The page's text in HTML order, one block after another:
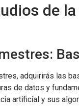
de
adquirirás las
de datos y
artificial y sus